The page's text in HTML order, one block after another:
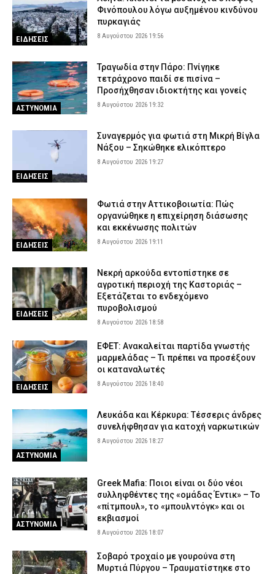
ΕΙΔΗΣΕΙΣ
Φινόπουλου λόγω αυξημένου κινδύνου
πυρκαγιάς
8 Αυγούστου 2026 19:56
ΑΣΤΥΝΟΜΙΑ
Τραγωδία στην Πάρο: Πνίγηκε
τετράχρονο παιδί σε πισίνα –
Προσήχθησαν ιδιοκτήτης και γονείς
8 Αυγούστου 2026 19:32
ΕΙΔΗΣΕΙΣ
Συναγερμός για φωτιά στη Μικρή Βίγλα
Νάξου – Σηκώθηκε ελικόπτερο
8 Αυγούστου 2026 19:27
ΕΙΔΗΣΕΙΣ
Φωτιά στην Αττικοβοιωτία: Πώς
οργανώθηκε η επιχείρηση διάσωσης
και εκκένωσης πολιτών
8 Αυγούστου 2026 19:11
ΕΙΔΗΣΕΙΣ
Νεκρή αρκούδα εντοπίστηκε σε
αγροτική περιοχή της Καστοριάς –
Εξετάζεται το ενδεχόμενο
πυροβολισμού
8 Αυγούστου 2026 18:58
ΕΙΔΗΣΕΙΣ
ΕΦΕΤ: Ανακαλείται παρτίδα γνωστής
μαρμελάδας – Τι πρέπει να προσέξουν
οι καταναλωτές
8 Αυγούστου 2026 18:40
ΑΣΤΥΝΟΜΙΑ
Λευκάδα και Κέρκυρα: Τέσσερις άνδρες
συνελήφθησαν για κατοχή ναρκωτικών
8 Αυγούστου 2026 18:27
ΑΣΤΥΝΟΜΙΑ
Greek Mafia: Ποιοι είναι οι δύο νέοι
συλληφθέντες της «ομάδας Έντικ» – Το
«πίτμπουλ», το «μπουλντόγκ» και οι
εκβιασμοί
8 Αυγούστου 2026 18:07
Σοβαρό τροχαίο με γουρούνα στη
Μυρτιά Πύργου – Τραυματίστηκε στο